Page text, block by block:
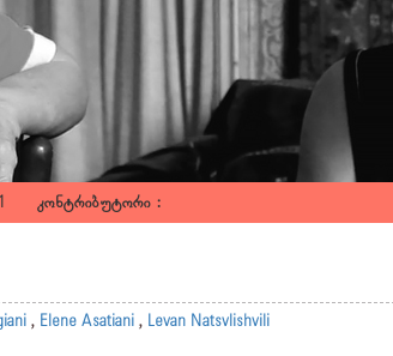
01 კონტრიბუტორი :
, Elene Asatiani , Levan Natsvlishvili